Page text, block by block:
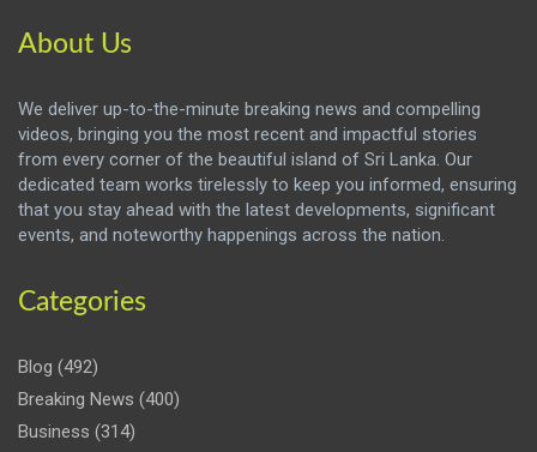
About Us
We deliver up-to-the-minute breaking news and compelling
videos, bringing you the most recent and impactful stories
from every corner of the beautiful island of Sri Lanka. Our
dedicated team works tirelessly to keep you informed, ensuring
that you stay ahead with the latest developments, significant
events, and noteworthy happenings across the nation.
Categories
Blog (492)
Breaking News (400)
Business (314)